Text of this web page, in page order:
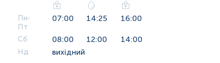
Пн-
Пт
07:00 14:25 16:00
Сб 08:00 12:00 14:00
Нд вихідний